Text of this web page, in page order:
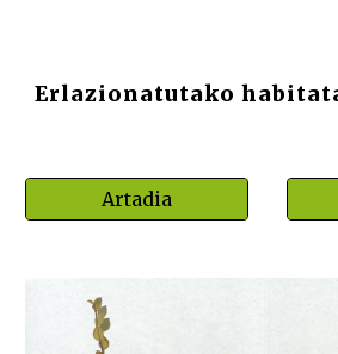
Erlazionatutako
Artadia